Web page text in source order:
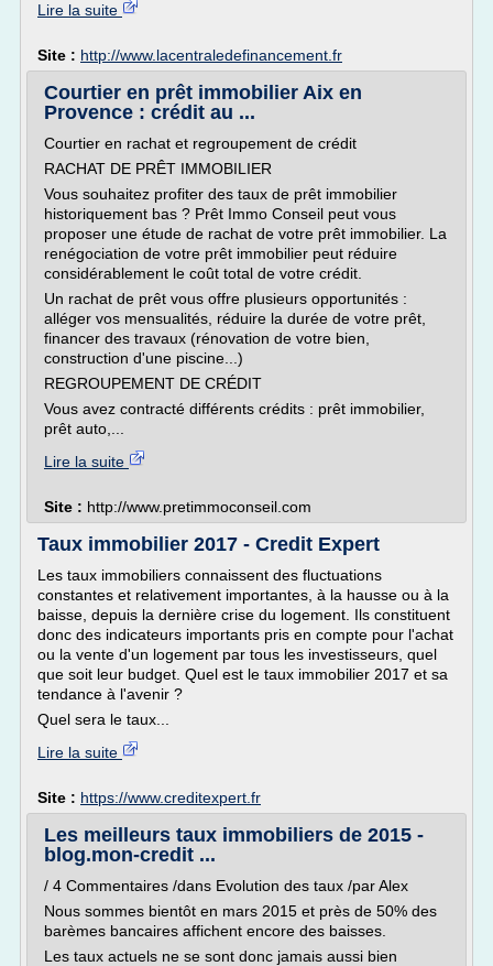
Lire la suite
Site : http://www.lacentraledefinancement.fr
Courtier en prêt immobilier Aix en
Provence : crédit au ...
Courtier en rachat et regroupement de crédit
RACHAT DE PRÊT IMMOBILIER
Vous souhaitez profiter des taux de prêt immobilier
historiquement bas ? Prêt Immo Conseil peut vous
proposer une étude de rachat de votre prêt immobilier. La
renégociation de votre prêt immobilier peut réduire
considérablement le coût total de votre crédit.
Un rachat de prêt vous offre plusieurs opportunités :
alléger vos mensualités, réduire la durée de votre prêt,
financer des travaux (rénovation de votre bien,
construction d'une piscine...)
REGROUPEMENT DE CRÉDIT
Vous avez contracté différents crédits : prêt immobilier,
prêt auto,...
Lire la suite
Site : http://www.pretimmoconseil.com
Taux immobilier 2017 - Credit Expert
Les taux immobiliers connaissent des fluctuations
constantes et relativement importantes, à la hausse ou à la
baisse, depuis la dernière crise du logement. Ils constituent
donc des indicateurs importants pris en compte pour l'achat
ou la vente d'un logement par tous les investisseurs, quel
que soit leur budget. Quel est le taux immobilier 2017 et sa
tendance à l'avenir ?
Quel sera le taux...
Lire la suite
Site : https://www.creditexpert.fr
Les meilleurs taux immobiliers de 2015 -
blog.mon-credit ...
/ 4 Commentaires /dans Evolution des taux /par Alex
Nous sommes bientôt en mars 2015 et près de 50% des
barèmes bancaires affichent encore des baisses.
Les taux actuels ne se sont donc jamais aussi bien